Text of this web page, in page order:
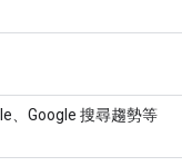
、Google 搜尋趨勢等